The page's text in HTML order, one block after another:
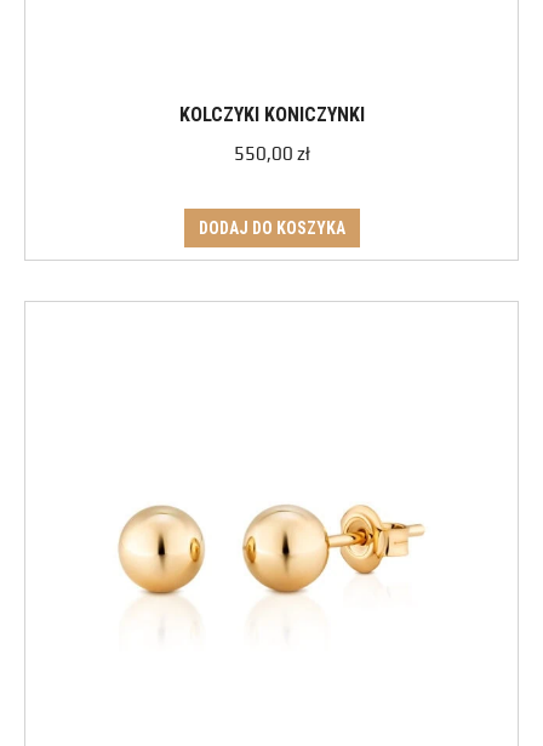
KOLCZYKI KONICZYNKI
550,00 zł
DODAJ DO KOSZYKA